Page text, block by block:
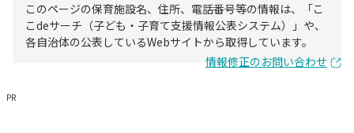
このページの保育施設名、住所、電話番号等の情報は、「こ
こdeサーチ（子ども・子育て支援情報公表システム）」や、
各自治体の公表しているWebサイトから取得しています。
情報修正のお問い合わせ
PR